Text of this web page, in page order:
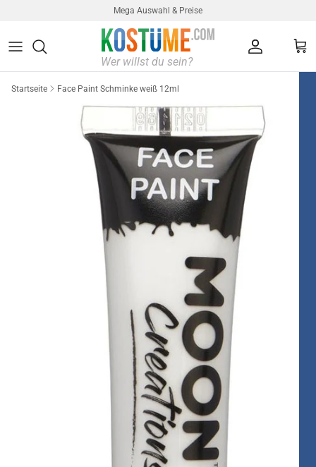
Mega Auswahl & Preise
Startseite Face Paint Schminke weiß 12ml